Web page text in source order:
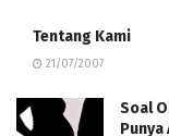
Tentang Kami
21/07/2007
Soal